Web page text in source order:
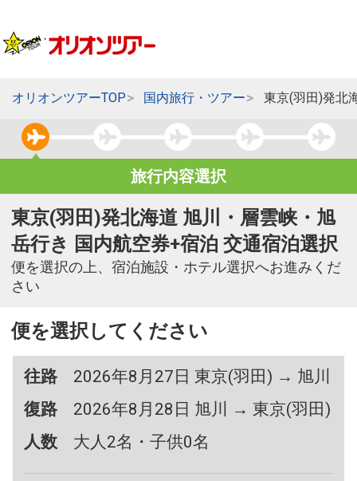
オリオンツアーTOP 国内旅行・ツアー 東京(羽田)発北
旅行内容選択
東京(羽田)発北海道 旭川・層雲峡・旭
岳行き 国内航空券+宿泊 交通宿泊選択
便を選択の上、宿泊施設・ホテル選択へお進みくだ
さい
便を選択してください
往路
2026年8月27日 東京(羽田) → 旭川
復路
2026年8月28日 旭川 → 東京(羽田)
人数
大人2名・子供0名